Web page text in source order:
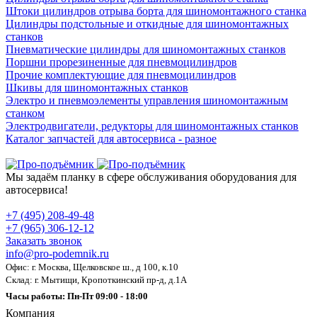
Штоки цилиндров отрыва борта для шиномонтажного станка
Цилиндры подстольные и откидные для шиномонтажных
станков
Пневматические цилиндры для шиномонтажных станков
Поршни прорезиненные для пневмоцилиндров
Прочие комплектующие для пневмоцилиндров
Шкивы для шиномонтажных станков
Электро и пневмоэлементы управления шиномонтажным
станком
Электродвигатели, редукторы для шиномонтажных станков
Каталог запчастей для автосервиса - разное
Мы задаём планку в сфере обслуживания оборудования для
автосервиса!
+7 (495) 208-49-48
+7 (965) 306-12-12
Заказать звонок
info@pro-podemnik.ru
Офис: г. Москва, Щелковское ш., д 100, к.10
Склад: г. Мытищи, Кропоткинский пр-д, д.1А
Часы работы: Пн-Пт 09:00 - 18:00
Компания